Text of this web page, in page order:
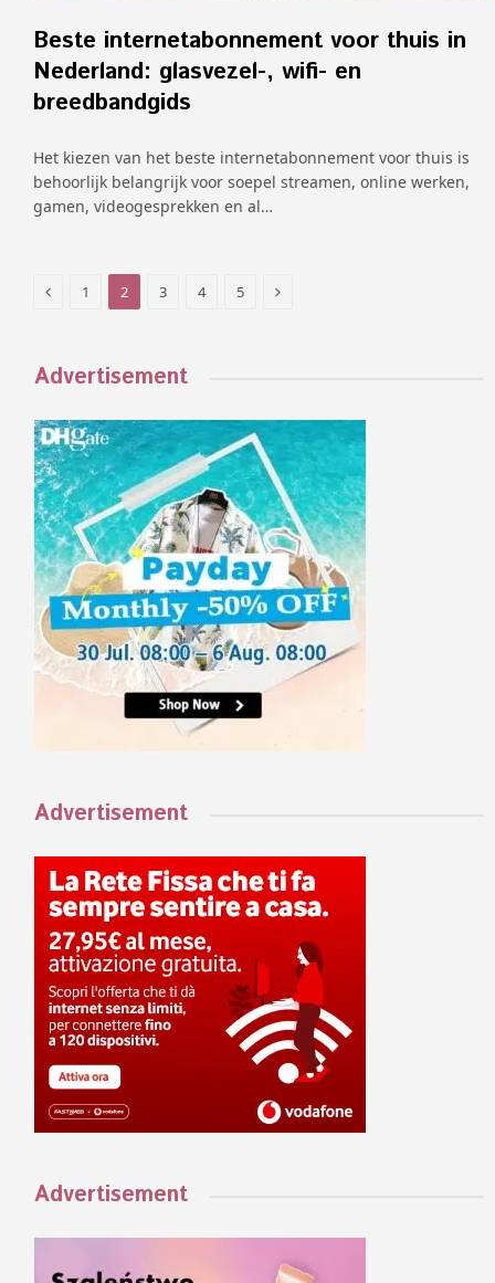
Beste internetabonnement voor thuis in
Nederland: glasvezel-, wifi- en
breedbandgids
Het kiezen van het beste internetabonnement voor thuis is
behoorlijk belangrijk voor soepel streamen, online werken,
gamen, videogesprekken en al…
Previous
1 2 3 4 5 Next
Advertisement
Advertisement
Advertisement